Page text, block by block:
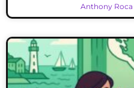
Anthony Roca